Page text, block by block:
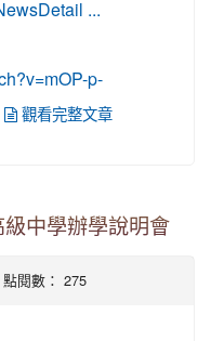
...
p-
觀看完整文章
中學辦學說明會
閱數： 275